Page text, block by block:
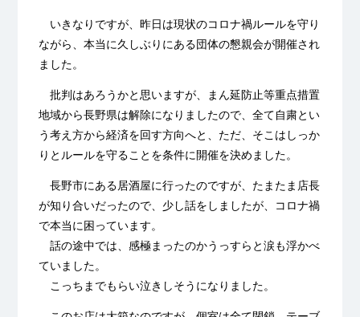
いきなりですが、昨日は現状のコロナ禍ルールを守り
ながら、本当に久しぶりにある団体の懇親会が開催され
ました。
批判はあろうかと思いますが、まん延防止等重点措置
地域から長野県は解除になりましたので、全て自粛とい
う考え方から経済を回す方向へと、ただ、そこはしっか
りとルールを守ることを条件に開催を決めました。
長野市にある居酒屋に行ったのですが、たまたま店長
が知り合いだったので、少し話をしましたが、コロナ禍
で本当に困っています。
話の途中では、感極まったのかうっすらと涙も浮かべ
ていました。
こっちまでもらい泣きしそうになりました。